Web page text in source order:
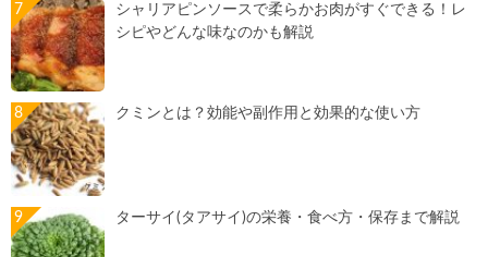
シャリアピンソースで柔らかお肉がすぐできる！レ
シピやどんな味なのかも解説
クミンとは？効能や副作用と効果的な使い方
ターサイ(タアサイ)の栄養・食べ方・保存まで解説